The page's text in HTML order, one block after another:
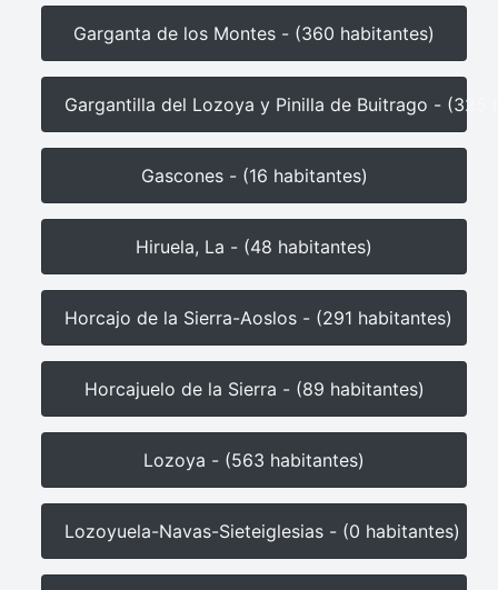
Garganta de los Montes - (360 habitantes)
Gargantilla del Lozoya y Pinilla de Buitrago - (325
Gascones - (16 habitantes)
Hiruela, La - (48 habitantes)
Horcajo de la Sierra-Aoslos - (291 habitantes)
Horcajuelo de la Sierra - (89 habitantes)
Lozoya - (563 habitantes)
Lozoyuela-Navas-Sieteiglesias - (0 habitantes)